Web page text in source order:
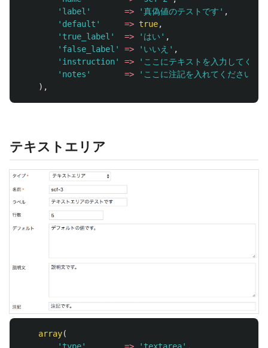
'label'
=> '真偽値のテストです' ,
'default'
=> true,
'true_label'
=> 'はい' ,
'false_label'
=> 'いいえ' ,
'instruction'
=>
'ここにテキストを入力してくだ
'notes'
=> 'ここに注記を入れてください'
),
テキストエリア
array(